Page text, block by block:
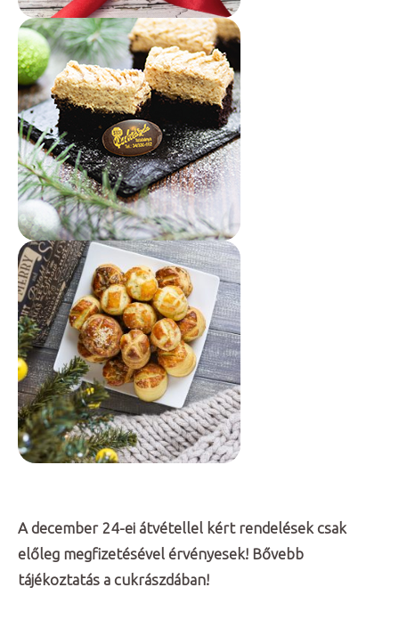
A december 24-ei átvétellel kért rendelések csak
előleg megfizetésével érvényesek! Bővebb
tájékoztatás a cukrászdában!